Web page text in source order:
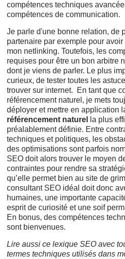
compétences techniques
compétences de communication.
Je parle d'une bonne relation, de
partenaire par exemple pour
mon netlinking. Toutefois, les
requises pour être un bon arbitre
dont je viens de parler. Le plus
curieux, de tester toutes les
trouver sur internet. En tant que
référencement naturel, je mets
déployer et mettre en application
référencement naturel
la plus
préalablement définie. Entre
techniques et politiques, les
des optimisations sont parfois
SEO doit alors trouver le moyen
contraintes pour rendre sa
qu’elle permet bien au site de
consultant SEO idéal doit donc
humaines, une importante
esprit de curiosité et une soif
En bonus, des compétences
sont bienvenues.
Lire aussi celexique SEO avec
termes techniques utilisés dans